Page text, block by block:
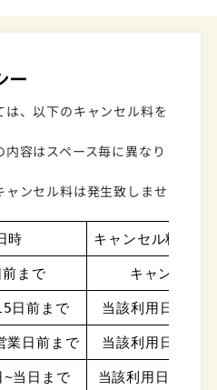
ー
、以下のキャンセル料を
容はスペース毎に異なり
ンセル料は発生致しませ
時 キャンセル料（円
まで キャンセル
日前まで 当該利用日に係
業日前まで 当該利用日に係
~当日まで 当該利用日に係